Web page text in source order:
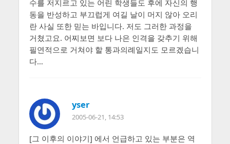
수를 저지르고 있는 어린 학생들도 후에 자신의 행
동을 반성하고 부끄럽게 여길 날이 머지 않아 오리
란 사실 또한 믿는 바입니다. 저도 그러한 과정을
거쳤고요. 어찌보면 보다 나은 인격을 갖추기 위해
필연적으로 거쳐야 할 통과의례일지도 모르겠습니
다…
yser
2005-06-21, 14:53
[그 이후의 이야기] 에서 언급하고 있는 부분은 역